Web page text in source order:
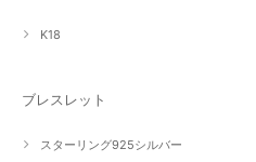
K18
ブレスレット
スターリング925シルバー